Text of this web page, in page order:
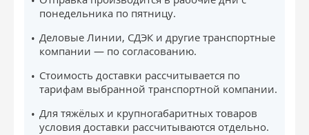
понедельника по пятницу.
Деловые Линии, СДЭК и другие транспортные
компании — по согласованию.
Стоимость доставки рассчитывается по
тарифам выбранной транспортной компании.
Для тяжёлых и крупногабаритных товаров
условия доставки рассчитываются отдельно.